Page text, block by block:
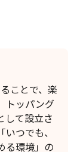
ことで、楽
トッパング
して設立さ
つでも、
る環境」の